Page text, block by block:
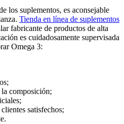
los suplementos, es aconsejable
Tienda en línea de suplementos
fabricante de productos de alta
es cuidadosamente supervisada
Omega 3:
la composición;
satisfechos;